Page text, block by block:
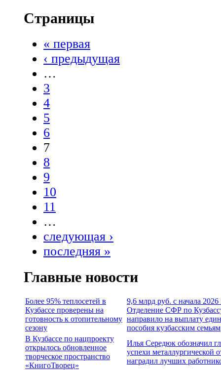
Страницы
« первая
‹ предыдущая
…
3
4
5
6
7
8
9
10
11
…
следующая ›
последняя »
Главные новости
Более 95% теплосетей в
Кузбассе проверены на
готовность к отопительному
сезону
9,6 млрд руб. с начала 2026
Отделение СФР по
направило на выплату
пособия кузбасским семьям
В Кузбассе по нацпроекту
открылось обновленное
творческое пространство
«КнигоТворец»
Илья Середюк обозначил
успехи металлургической
наградил лучших